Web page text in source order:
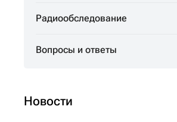
Радиообследование
Вопросы и ответы
Новости